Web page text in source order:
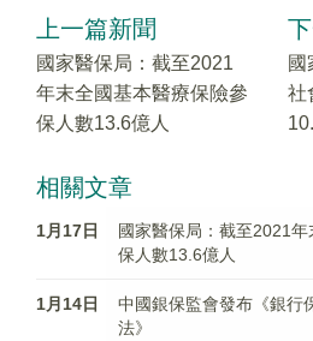
上一篇新聞
國家醫保局：截至2021
年末全國基本醫療保險參
保人數13.6億人
國
社
相關文章
1月17日
國家醫保局：截至2021
保人數13.6億人
1月14日
中國銀保監會發布《銀行
法》